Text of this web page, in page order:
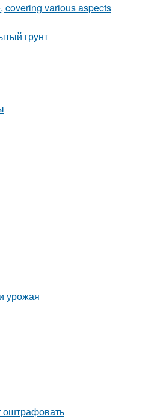
covering various aspects
грунт
урожая
оштрафовать